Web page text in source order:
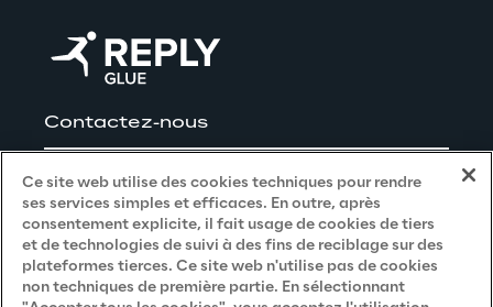
Contactez-nous
Carrières
Privacy and Legal
Ce site web utilise des cookies techniques pour rendre
ses services simples et efficaces. En outre, après
consentement explicite, il fait usage de cookies de tiers
et de technologies de suivi à des fins de reciblage sur des
plateformes tierces. Ce site web n'utilise pas de cookies
non techniques de première partie. En sélectionnant